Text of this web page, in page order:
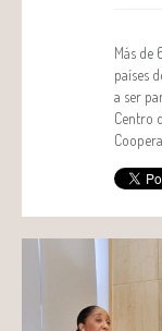
Más de
países
a ser
Centro